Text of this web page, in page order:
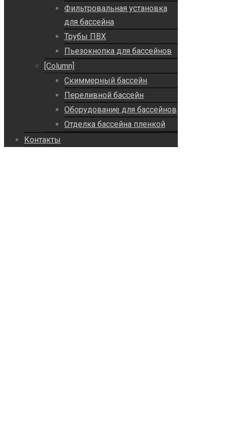
Фильтровальная установка
для бассейна
Трубы ПВХ
Пьезокнопка для бассейнов
[Column]
Скиммерный бассейн
Переливной бассейн
Оборудование для бассейнов
Отделка бассейна пленкой
Контакты